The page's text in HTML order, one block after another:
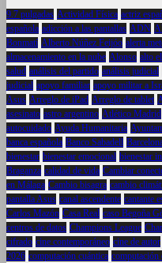
9.7 pulgadas Actividad Física actriz
española adicción a las pantallas ADN
Bonmatí Alberto Núñez Feijóo alerta
almacenamiento en la nube Alonso alto
salud análisis del partido análisis judicial
judicial apoyo familiar apoyo militar a
Asus Arreglo de iPad Arreglo de tablet
asesinato astro argentino Atlético Madrid
autocuidado Ayuda Humanitaria
banca española Banco Sabadell
bienestar bienestar emocional bienestar
Braganza calidad de vida Cambiar
en Málaga Cambio bisagra cambio
pantalla Asus canal ascendente cantante
Carlos Mazón Casa Real caso Begoña
centros de datos Champions League
cifrado cine contemporáneo cine de autor
2026 computación cuántica computación